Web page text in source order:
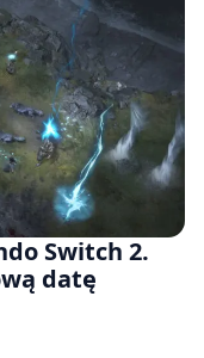
Switch 2.
datę